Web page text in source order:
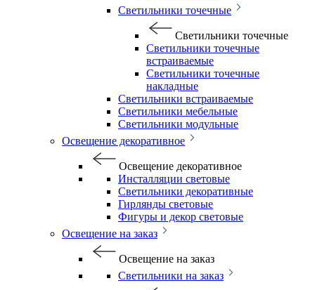
Светильники точечные
Светильники точечные
Светильники точечные
встраиваемые
Светильники точечные
накладные
Светильники встраиваемые
Светильники мебельные
Светильники модульные
Освещение декоративное
Освещение декоративное
Инсталляции световые
Светильники декоративные
Гирлянды световые
Фигуры и декор световые
Освещение на заказ
Освещение на заказ
Светильники на заказ